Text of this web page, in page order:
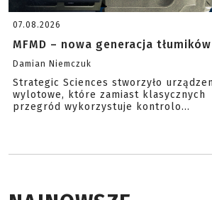
07.08.2026
MFMD – nowa generacja tłumików
Damian Niemczuk
Strategic Sciences stworzyło
wylotowe, które zamiast klasycznych
przegród wykorzystuje kontrolo...